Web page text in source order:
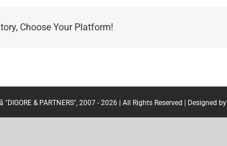
Choose Your Platform!
& PARTNERS", 2007 - 2026 | All Rights Reserved | Designed by